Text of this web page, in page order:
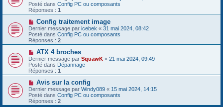
e
s
s
g
e
u
v
e
a
m
e
s
a
g
e
Posté dans Config PC ou composants
Réponses : 1
N
o
u
v
e
u
m
e
s
a
g
e
Config traitement image
Dernier message par icebek « 31 mai 2024, 08:42
Posté dans Config PC ou composants
Réponses : 2
N
o
u
v
e
u
m
e
s
ATX 4 broches
Dernier message par SquawK « 21 mai 2024, 09:49
Posté dans Dépannage
Réponses : 1
N
o
u
v
e
Avis sur la config
Dernier message par Windy089 « 15 mai 2024, 14:15
Posté dans Config PC ou composants
Réponses : 2